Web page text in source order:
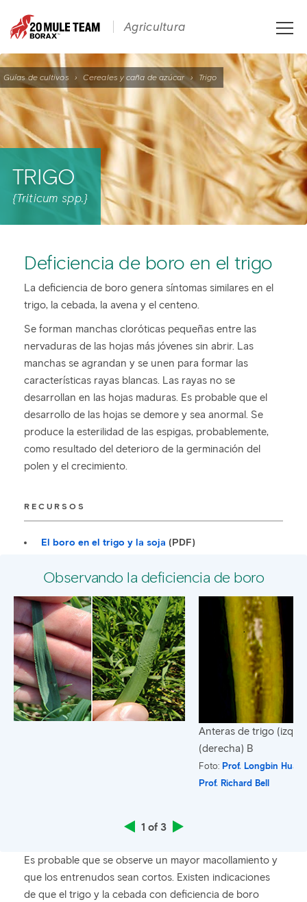
Guías de cultivos › Cereales y caña de azúcar › Trigo
TRIGO
{Triticum spp.}
Deficiencia de boro en el trigo
La deficiencia de boro genera síntomas similares en el
trigo, la cebada, la avena y el centeno.
Se forman manchas cloróticas pequeñas entre las
nervaduras de las hojas más jóvenes sin abrir. Las
manchas se agrandan y se unen para formar las
características rayas blancas. Las rayas no se
desarrollan en las hojas maduras. Es probable que el
desarrollo de las hojas se demore y sea anormal. Se
produce la esterilidad de las espigas, probablemente,
como resultado del deterioro de la germinación del
polen y el crecimiento.
RECURSOS
El boro en el trigo y la soja (PDF)
Observando la deficiencia de boro
Anteras de trigo
(derecha) B
Foto: Prof. Longbin
Prof. Richard Bell
1 of 3
Es probable que se observe un mayor macollamiento y
que los entrenudos sean cortos. Existen indicaciones
de que el trigo y la cebada con deficiencia de boro
Agricultura
Toggle